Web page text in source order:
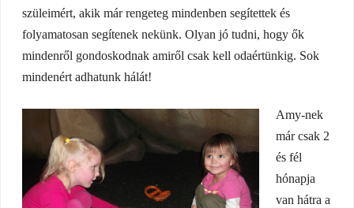
szüleimért, akik már rengeteg mindenben segítettek és
folyamatosan segítenek nekünk. Olyan jó tudni, hogy ők
mindenről gondoskodnak amiről csak kell odaértünkig. Sok
mindenért adhatunk hálát!
Amy-nek
már csak 2
és fél
hónapja
van hátra a